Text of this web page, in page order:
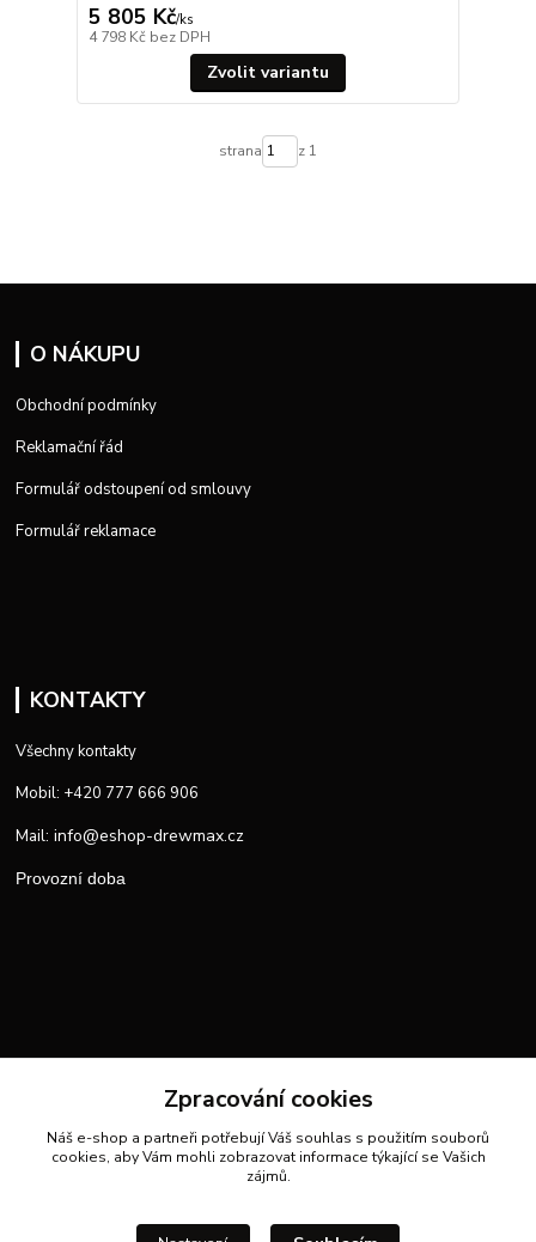
5 805 Kč/ks
4 798 Kč bez DPH
Zvolit variantu
strana z 1
O NÁKUPU
Obchodní podmínky
Reklamační řád
Formulář odstoupení od smlouvy
Formulář reklamace
KONTAKTY
Všechny kontakty
Mobil: +420 777 666 906
Mail: info@eshop-drewmax.cz
Provozní doba
Zpracování cookies
Náš e-shop a partneři potřebují Váš souhlas s použitím souborů
cookies, aby Vám mohli zobrazovat informace týkající se Vašich
zájmů.